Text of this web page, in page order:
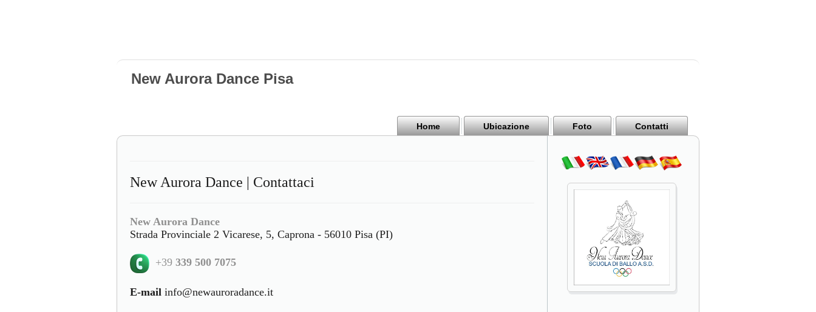
New Aurora Dance Pisa
Home Ubicazione Foto Contatti
New Aurora Dance | Contattaci
New Aurora Dance
Strada Provinciale 2 Vicarese, 5, Caprona - 56010 Pisa (PI)
+39 339 500 7075
E-mail info@newauroradance.it